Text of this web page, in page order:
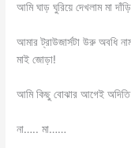
আমি ঘাড় ঘুরিয়ে দেখলাম মা
আমার ট্রাউজার্সটা উরু অবধি
মাই জোড়া!
আমি কিছু বোঝার আগেই
না….. মা……